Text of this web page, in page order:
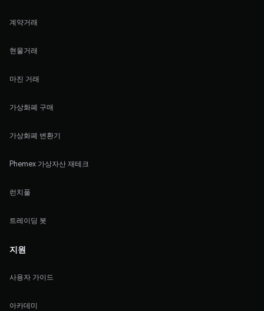
계약거래
현물거래
마진 거래
가상화폐 구매
가상화폐 변환기
Phemex 가상자산 재테크
런치풀
트레이딩 봇
지원
사용자 가이드
아카데미